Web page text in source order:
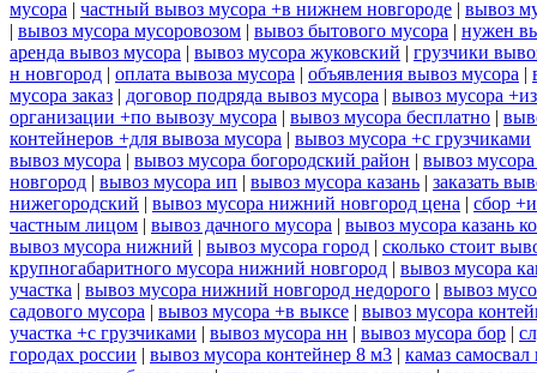
мусора | частный вывоз мусора +в нижнем новгороде | вывоз
| вывоз мусора мусоровозом | вывоз бытового мусора | нужен
аренда вывоз мусора | вывоз мусора жуковский | грузчики
н новгород | оплата вывоза мусора | объявления вывоз мусора |
мусора заказ | договор подряда вывоз мусора | вывоз мусора
организации +по вывозу мусора | вывоз мусора бесплатно |
контейнеров +для вывоза мусора | вывоз мусора +с грузчиками
вывоз мусора | вывоз мусора богородский район | вывоз
новгород | вывоз мусора ип | вывоз мусора казань | заказать
нижегородский | вывоз мусора нижний новгород цена | сбор
частным лицом | вывоз дачного мусора | вывоз мусора казань
вывоз мусора нижний | вывоз мусора город | сколько стоит
крупногабаритного мусора нижний новгород | вывоз мусора
участка | вывоз мусора нижний новгород недорого | вывоз
садового мусора | вывоз мусора +в выксе | вывоз мусора
участка +с грузчиками | вывоз мусора нн | вывоз мусора бор |
городах россии | вывоз мусора контейнер 8 м3 | камаз